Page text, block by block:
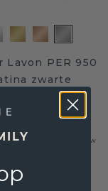
Lavon PER 950
zwarte
1.25 crt
€ 665,- Excl. Tax & BTW
of